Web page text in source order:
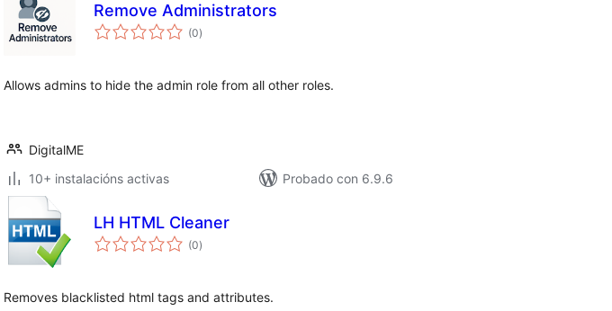
Remove Administrators
(0valoracións
totais
)
Allows admins to hide the admin role from all other roles.
DigitalME
10+ instalacións activas
Probado con 6.9.6
LH HTML Cleaner
(0valoracións
totais
)
Removes blacklisted html tags and attributes.